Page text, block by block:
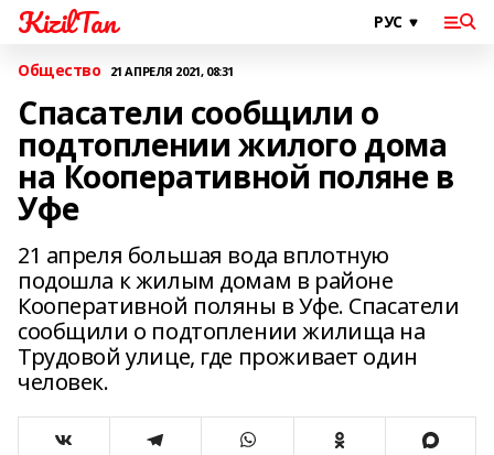
KizilTan
Общество 21 АПРЕЛЯ 2021, 08:31
Спасатели сообщили о
подтоплении жилого дома
на Кооперативной поляне в
Уфе
21 апреля большая вода вплотную
подошла к жилым домам в районе
Кооперативной поляны в Уфе. Спасатели
сообщили о подтоплении жилища на
Трудовой улице, где проживает один
человек.